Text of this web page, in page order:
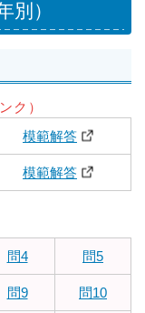
別）
ク）
模範解答
模範解答
問4 問5
問9 問10